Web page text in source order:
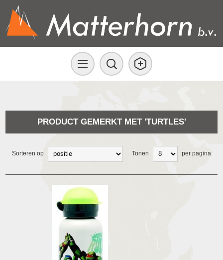
PRODUCT GEMERKT MET 'TURTLES'
Sorteren op Tonen per pagina